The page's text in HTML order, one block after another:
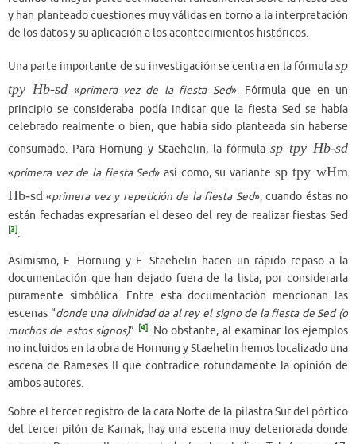
y han planteado cuestiones muy válidas en torno a la interpretación
de los datos y su aplicación a los acontecimientos históricos.
Una parte importante de su investigación se centra en la fórmulasp
tpy Hb-sd «primera vez de la fiesta Sed». Fórmula que en un
principio se consideraba podía indicar que la fiesta Sed se había
celebrado realmente o bien, que había sido planteada sin haberse
consumado. Para Hornung y Staehelin, la fórmula sp tpy Hb-sd
«primera vez de la fiesta Sed» así como, su variante sp tpy wHm
Hb-sd «primera vez y repetición de la fiesta Sed», cuando éstas no
están fechadas expresarían el deseo del rey de realizar fiestas Sed
[3].
Asimismo, E. Hornung y E. Staehelin hacen un rápido repaso a la
documentación que han dejado fuera de la lista, por considerarla
puramente simbólica. Entre esta documentación mencionan las
escenas “donde una divinidad da al rey el signo de la fiesta de Sed (o
muchos de estos signos)” [4]. No obstante, al examinar los ejemplos
no incluidos en la obra de Hornung y Staehelin hemos localizado una
escena de Rameses II que contradice rotundamente la opinión de
ambos autores.
Sobre el tercer registro de la cara Norte de la pilastra Sur del pórtico
del tercer pilón de Karnak, hay una escena muy deteriorada donde